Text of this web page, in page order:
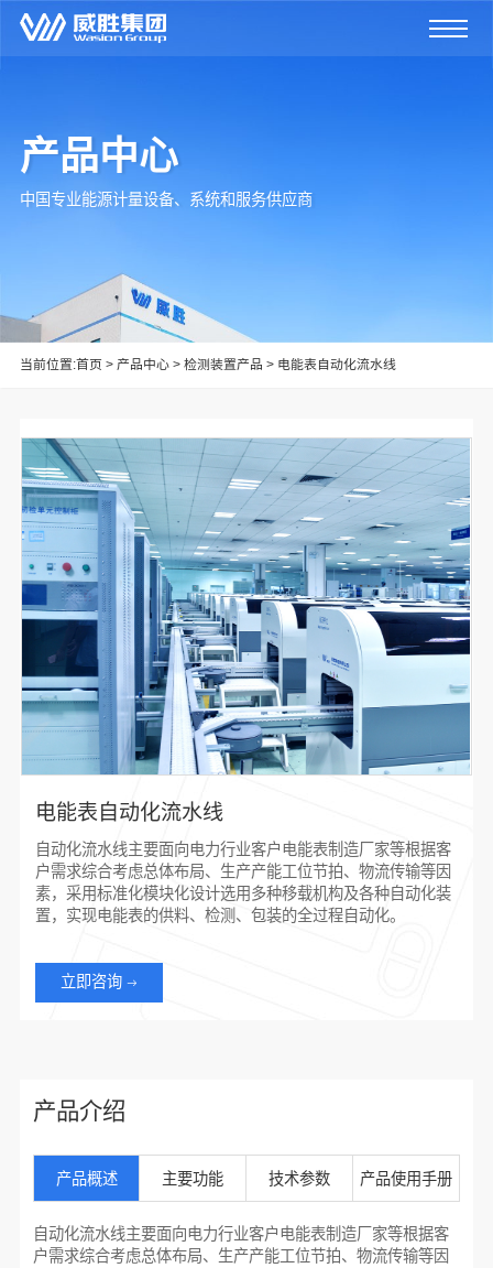
产品中心
中国专业能源计量设备、系统和服务供应商
当前位置:首页 > 产品中心> 检测装置产品 > 电能表自动化流水线
电能表自动化流水线
自动化流水线主要面向电力行业客户电能表制造厂家等根据客
户需求综合考虑总体布局、生产产能工位节拍、物流传输等因
素，采用标准化模块化设计选用多种移载机构及各种自动化装
置，实现电能表的供料、检测、包装的全过程自动化。
立即咨询
产品介绍
产品概述 主要功能 技术参数 产品使用手册
自动化流水线主要面向电力行业客户电能表制造厂家等根据客
户需求综合考虑总体布局、生产产能工位节拍、物流传输等因